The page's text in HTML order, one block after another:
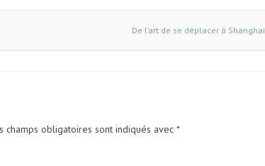
De l’art de se déplacer à Shanghai
champs obligatoires sont indiqués avec *